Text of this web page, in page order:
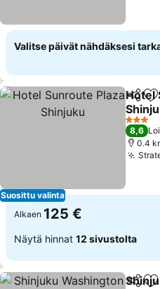
Valitse päivät nähdäksesi
Suosittu valinta
Jaa
Hotel
Katso
3
8,6
0.4
Alkaen 125 €
Näytä hinnat 12 sivustolta